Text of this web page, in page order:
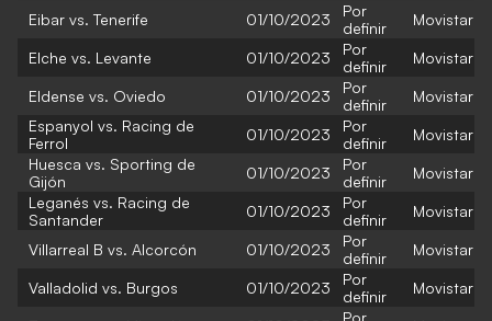
Eibar vs. Tenerife 01/10/2023
Por
definir
Movistar
Elche vs. Levante 01/10/2023
Por
definir
Movistar
Eldense vs. Oviedo 01/10/2023
Por
definir
Movistar
Espanyol vs. Racing de
Ferrol
01/10/2023
Por
definir
Movistar
Huesca vs. Sporting de
Gijón
01/10/2023
Por
definir
Movistar
Leganés vs. Racing de
Santander
01/10/2023
Por
definir
Movistar
Villarreal B vs. Alcorcón 01/10/2023
Por
definir
Movistar
Valladolid vs. Burgos 01/10/2023
Por
definir
Movistar
Por